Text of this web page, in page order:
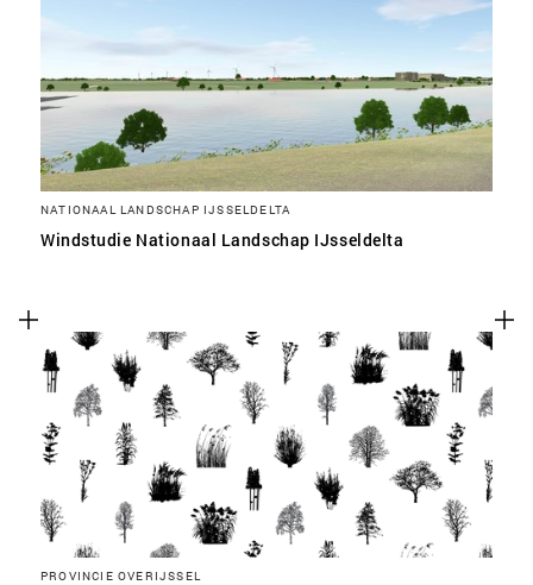
NATIONAAL LANDSCHAP IJSSELDELTA
Windstudie Nationaal Landschap IJsseldelta
PROVINCIE OVERIJSSEL